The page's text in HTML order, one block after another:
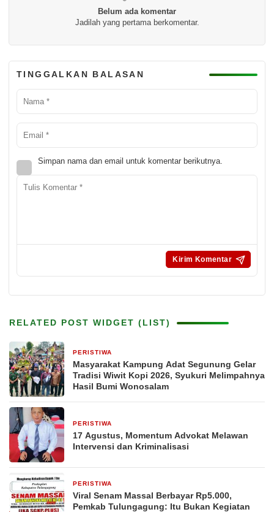
Belum ada komentar
Jadilah yang pertama berkomentar.
TINGGALKAN BALASAN
Simpan nama dan email untuk komentar berikutnya.
RELATED POST WIDGET (LIST)
PERISTIWA
Masyarakat Kampung Adat Segunung Gelar
Tradisi Wiwit Kopi 2026, Syukuri Melimpahnya
Hasil Bumi Wonosalam
PERISTIWA
17 Agustus, Momentum Advokat Melawan
Intervensi dan Kriminalisasi
PERISTIWA
Viral Senam Massal Berbayar Rp5.000,
Pemkab Tulungagung: Itu Bukan Kegiatan